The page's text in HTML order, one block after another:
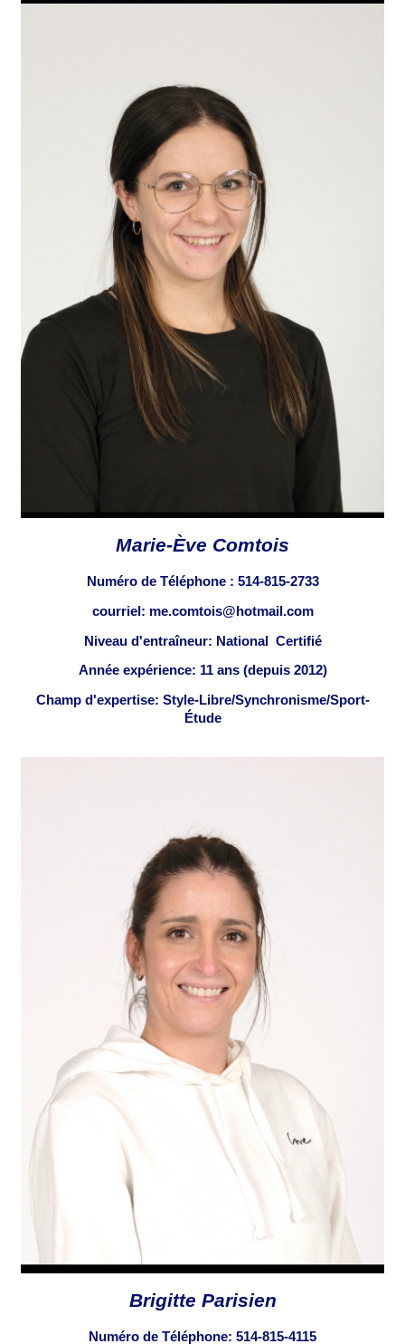
Marie-Ève Comtois
Numéro de Téléphone : 514-815-2733
courriel: me.comtois@hotmail.com
Niveau d'entraîneur: National Certifié
Année expérience: 11 ans (depuis 2012)
Champ d'expertise: Style-Libre/Synchronisme/Sport-
Étude
Brigitte Parisien
Numéro de Téléphone: 514-815-4115